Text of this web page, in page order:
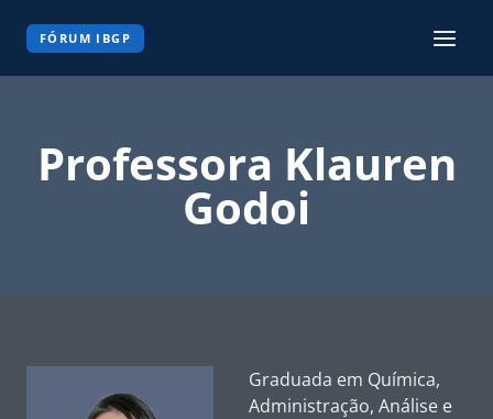
FÓRUM IBGP
Professora Klauren
Godoi
Graduada em Química,
Administração, Análise e